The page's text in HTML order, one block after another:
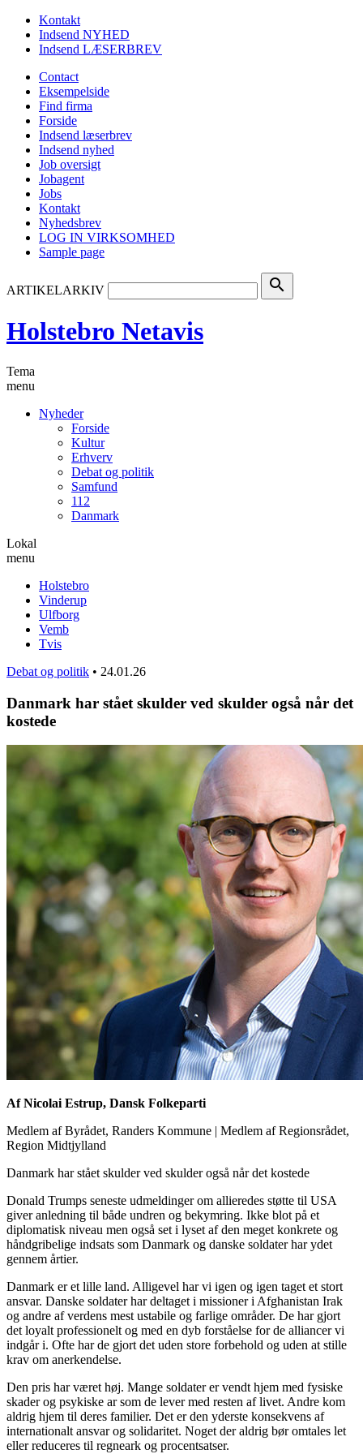
Kontakt
Indsend NYHED
Indsend LÆSERBREV
Contact
Eksempelside
Find firma
Forside
Indsend læserbrev
Indsend nyhed
Job oversigt
Jobagent
Jobs
Kontakt
Nyhedsbrev
LOG IN VIRKSOMHED
Sample page
ARTIKELARKIV search
Holstebro Netavis
Tema
menu
Nyheder
Forside
Kultur
Erhverv
Debat og politik
Samfund
112
Danmark
Lokal
menu
Holstebro
Vinderup
Ulfborg
Vemb
Tvis
Debat og politik • 24.01.26
Danmark har stået skulder ved skulder også når det
kostede
Af Nicolai Estrup, Dansk Folkeparti
Medlem af Byrådet, Randers Kommune | Medlem af Regionsrådet,
Region Midtjylland
Danmark har stået skulder ved skulder også når det kostede
Donald Trumps seneste udmeldinger om allieredes støtte til USA
giver anledning til både undren og bekymring. Ikke blot på et
diplomatisk niveau men også set i lyset af den meget konkrete og
håndgribelige indsats som Danmark og danske soldater har ydet
gennem årtier.
Danmark er et lille land. Alligevel har vi igen og igen taget et stort
ansvar. Danske soldater har deltaget i missioner i Afghanistan Irak
og andre af verdens mest ustabile og farlige områder. De har gjort
det loyalt professionelt og med en dyb forståelse for de alliancer vi
indgår i. Ofte har de gjort det uden store forbehold og uden at stille
krav om anerkendelse.
Den pris har været høj. Mange soldater er vendt hjem med fysiske
skader og psykiske ar som de lever med resten af livet. Andre kom
aldrig hjem til deres familier. Det er den yderste konsekvens af
internationalt ansvar og solidaritet. Noget der aldrig bør omtales let
eller reduceres til regneark og procentsatser.